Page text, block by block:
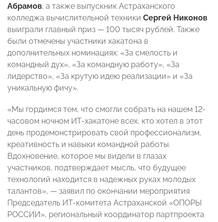
Абрамов, а также выпускник Астраханского
колледжа вычислительной техники Сергей Никонов
выиграли главный приз — 100 тысяч рублей. Также
были отмечены участники хакатона в
дополнительных номинациях: «За смелость и
командный дух», «За командную работу», «За
лидерство», «За крутую идею реализации» и «За
уникальную фичу».
«Мы гордимся тем, что смогли собрать на нашем 12-
часовом ночном ИТ-хакатоне всех, кто хотел в этот
день продемонстрировать свой профессионализм,
креативность и навыки командной работы.
Вдохновение, которое мы видели в глазах
участников, подтверждает мысль, что будущее
технологий находится в надежных руках молодых
талантов», — заявил по окончании мероприятия
Председатель ИТ-комитета Астраханской «ОПОРЫ
РОССИИ», региональный координатор партпроекта